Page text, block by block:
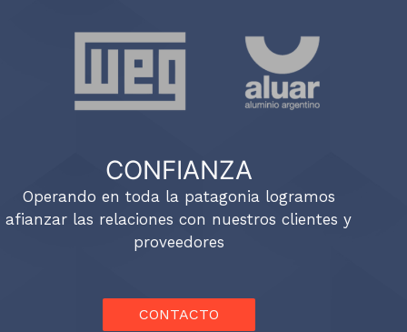
CONFIANZA
Operando en toda la patagonia logramos
afianzar las relaciones con nuestros clientes y
proveedores
CONTACTO